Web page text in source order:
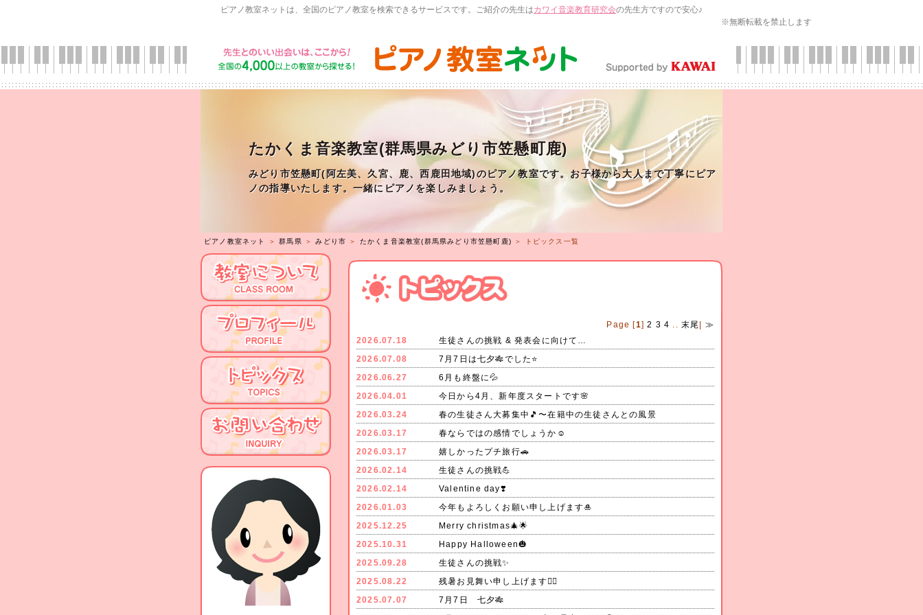
ピアノ教室ネットは、全国のピアノ教室を検索できるサービスです。ご紹介の先生はカワイ音楽教育研究会の先生方ですので安心♪
※無断転載を禁止します
たかくま音楽教室(群馬県みどり市笠懸町鹿)
みどり市笠懸町(阿左美、久宮、鹿、西鹿田地域)のピアノ教室です。お子様から大人まで丁寧にピア
ノの指導いたします。一緒にピアノを楽しみましょう。
ピアノ教室ネット ＞群馬県 ＞みどり市 ＞ たかくま音楽教室(群馬県みどり市笠懸町鹿) ＞ トピックス一覧
Page [1]2 3 4 .. 末尾
≫
2026.07.18
生徒さんの挑戦 & 発表会に向けて…
2026.07.08
7月7日は七夕🎋でした⭐️
2026.06.27
6月も終盤に💦
2026.04.01
今日から4月、新年度スタートです🌸
2026.03.24
春の生徒さん大募集中🎵〜在籍中の生徒さんとの風景
2026.03.17
春ならではの感情でしょうか☺️
2026.03.17
嬉しかったプチ旅行🚗
2026.02.14
生徒さんの挑戦💪
2026.02.14
Valentine day❣️
2026.01.03
今年もよろしくお願い申し上げます🎍
2025.12.25
Merry christmas🎄🌟
2025.10.31
Happy Halloween🎃
2025.09.28
生徒さんの挑戦✨
2025.08.22
残暑お見舞い申し上げます🙂‍↕️
2025.07.07
7月7日 七夕🎋